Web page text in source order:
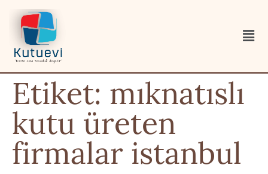
Etiket: mıknatıslı
kutu üreten
firmalar istanbul